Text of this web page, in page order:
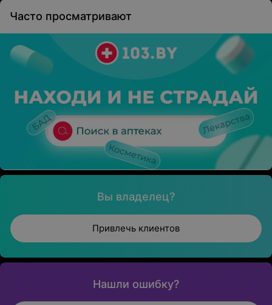
Часто просматривают
Вы владелец?
Привлечь клиентов
Нашли ошибку?